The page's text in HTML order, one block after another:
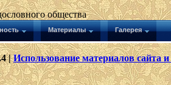
Материалы Галерея
|Использование материалов сайта